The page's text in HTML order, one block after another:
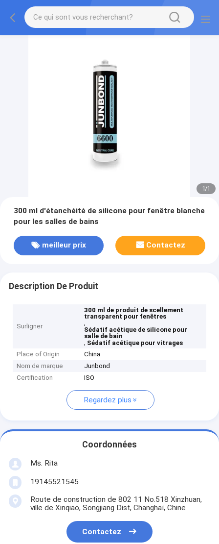
1/1
300 ml d'étanchéité de silicone pour fenêtre blanche
pour les salles de bains
meilleur prix Contactez
Description De Produit
Surligner
300 ml de produit de scellement
transparent pour fenêtres
,
Sédatif acétique de silicone pour
salle de bain
, Sédatif acétique pour vitrages
Place of Origin
China
Nom de marque
Junbond
Certification
ISO
Regardez plus
Coordonnées
Ms. Rita
19145521545
Route de construction de 802 11 No.518 Xinzhuan,
ville de Xinqiao, Songjiang Dist, Changhaï, Chine
Contactez